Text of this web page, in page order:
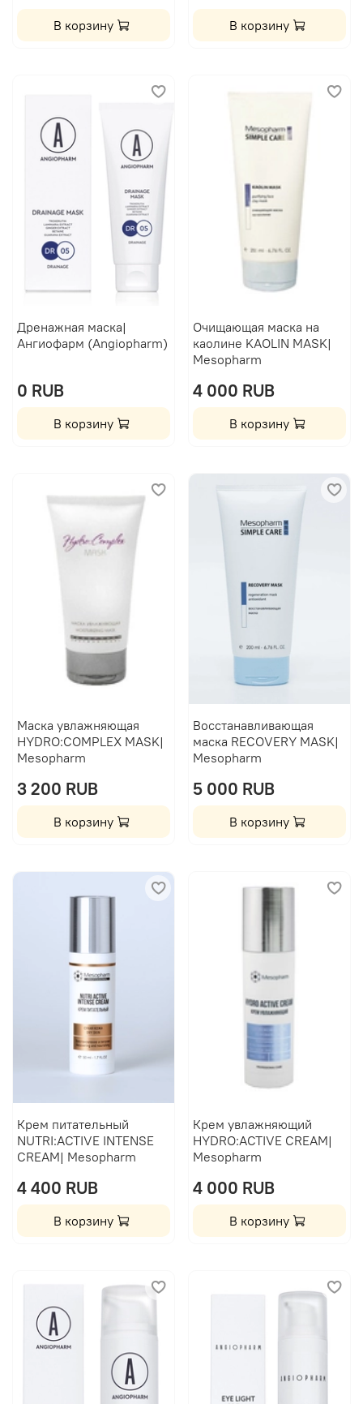
В корзину В корзину
Дренажная маска|
Ангиофарм (Angiopharm)
0 RUB
В корзину
Очищающая маска на
каолине KAOLIN MASK|
Mesopharm
4 000 RUB
В корзину
Маска увлажняющая
HYDRO:COMPLEX MASK|
Mesopharm
3 200 RUB
В корзину
Восстанавливающая
маска RECOVERY MASK|
Mesopharm
5 000 RUB
В корзину
Крем питательный
NUTRI:ACTIVE INTENSE
CREAM| Mesopharm
4 400 RUB
В корзину
Крем увлажняющий
HYDRO:ACTIVE CREAM|
Mesopharm
4 000 RUB
В корзину